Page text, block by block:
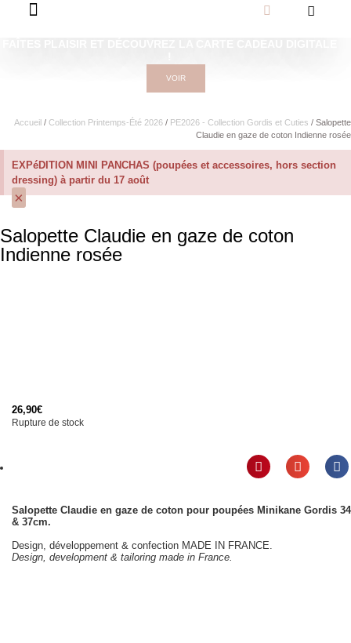
VOIR
Accueil / Collection Printemps-Été 2026 / PE2026 - Collection Gordis et Cuties / Salopette
Claudie en gaze de coton Indienne rosée
EXPéDITION MINI PANCHAS (poupées et accessoires, hors section
dressing) à partir du 17 août
×
Salopette Claudie en gaze de coton
Indienne rosée
26,90€
Rupture de stock
Salopette Claudie en gaze de coton pour poupées Minikane Gordis 34
& 37cm.
Design, développement & confection MADE IN FRANCE.
Design, development & tailoring made in France.